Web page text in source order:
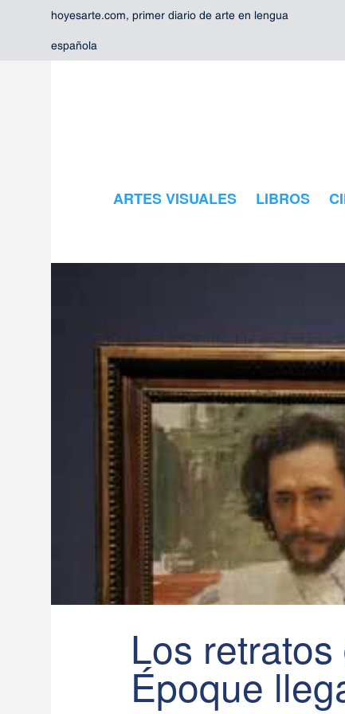
hoyesarte.com, primer diario de arte en lengua
española
ARTES VISUALES LIBROS
Los
Époque